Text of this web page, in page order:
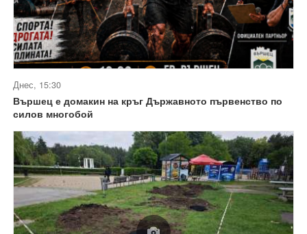
Днес, 15:30
Вършец е домакин на кръг Държавното първенство по
силов многобой